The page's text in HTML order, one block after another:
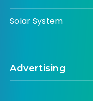
Solar System
Advertising